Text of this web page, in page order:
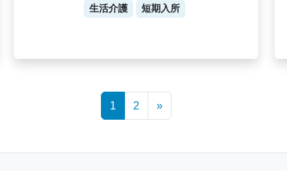
生活介護
短期入所
1 2 »